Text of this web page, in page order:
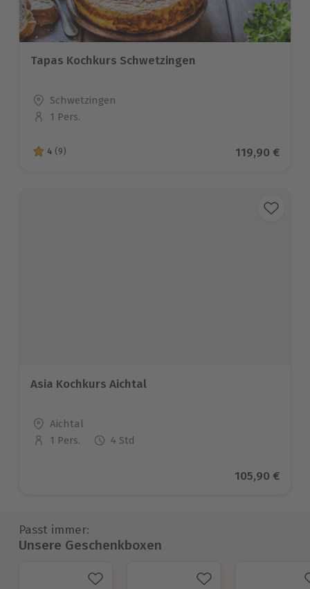
Tapas Kochkurs Schwetzingen
Standort
Schwetzingen
Anzahl der Teilnehmer
1 Pers.
4 von 5 Sternen basierend auf 9 Bewertungen
4 (9) Aktueller
119,90 €
Asia Kochkurs Aichtal
Standort
Aichtal
Anzahl der Teilnehmer
1 Pers. 4 Std
Aktueller
105,90 €
Passt immer:
Unsere Geschenkboxen